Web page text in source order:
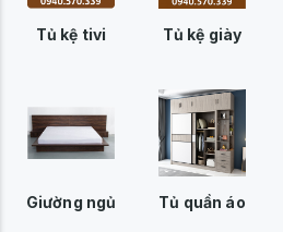
Tủ kệ tivi Tủ kệ giày
Giường ngủ Tủ quần áo